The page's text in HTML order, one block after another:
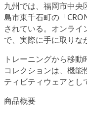
九州では、福岡市中央
島市東千石町の「
されている。オンライ
で、実際に手に取りな
トレーニングから移
コレクションは、機能
ティビティウェアとし
商品概要